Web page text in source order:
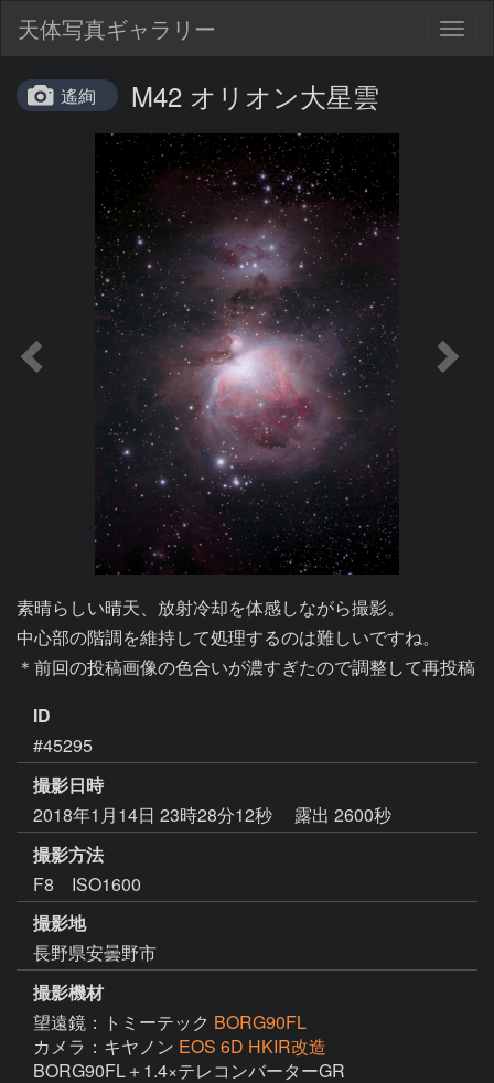
天体写真ギャラリー
遙絢 M42 オリオン大星雲
素晴らしい晴天、放射冷却を体感しながら撮影。
中心部の階調を維持して処理するのは難しいですね。
＊前回の投稿画像の色合いが濃すぎたので調整して再投稿
ID
#45295
撮影日時
2018年1月14日 23時28分12秒
露出 2600秒
撮影方法
F8 ISO1600
撮影地
長野県安曇野市
撮影機材
望遠鏡：トミーテック BORG90FL
カメラ：キヤノン EOS 6D HKIR改造
BORG90FL＋1.4×テレコンバーターGR